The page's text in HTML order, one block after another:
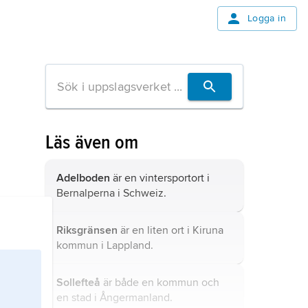
Logga in
Läs även om
Adelboden är en vintersportort i
Bernalperna i Schweiz.
Riksgränsen är en liten ort i Kiruna
kommun i Lappland.
Sollefteå är både en kommun och
en stad i Ångermanland.